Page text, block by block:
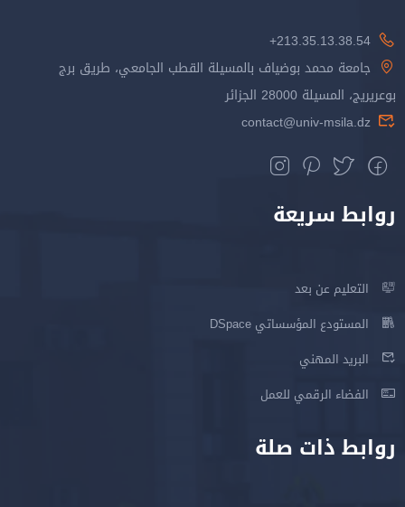
213.35.13.38.54+
جامعة محمد بوضياف بالمسيلة القطب الجامعي، طريق برج
بوعريريج، المسيلة 28000 الجزائر
contact@univ-msila.dz
روابط سريعة
التعليم عن بعد
المستودع المؤسساتي DSpace
البريد المهني
الفضاء الرقمي للعمل
روابط ذات صلة